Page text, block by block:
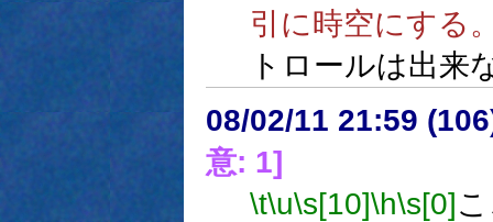
引に時空にする
トロールは出来
08/02/11 21:59
意: 1]
\t\u\s[10]\h\s[0]